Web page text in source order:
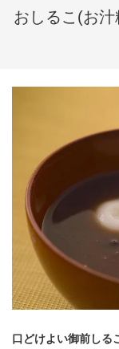
おしるこ(お
口どけよい御前しる